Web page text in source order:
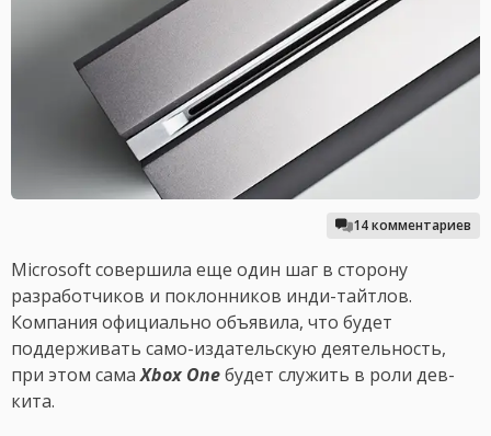
14 комментариев
Microsoft совершила еще один шаг в сторону
разработчиков и поклонников инди-тайтлов.
Компания официально объявила, что будет
поддерживать само-издательскую деятельность,
при этом самаXbox Oneбудет служить в роли дев-
кита.